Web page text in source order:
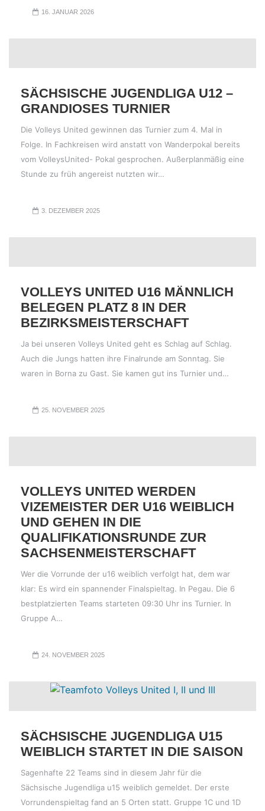
16. JANUAR 2026
SÄCHSISCHE JUGENDLIGA U12 –
GRANDIOSES TURNIER
Die Volleys United gewinnen das Turnier zum 4. Mal in
Folge. In Fachkreisen wird anstatt von Wanderpokal bereits
vom VolleysUnited- Pokal gesprochen. Außerplanmäßig eine
Stunde zu früh angereist nutzten wir…
3. DEZEMBER 2025
VOLLEYS UNITED U16 MÄNNLICH
BELEGEN PLATZ 8 IN DER
BEZIRKSMEISTERSCHAFT
Ja bei unseren Volleys United geht es Schlag auf Schlag.
Auch die Jungs hatten ihre Finalrunde am Sonntag. Sie
waren in Borna zu Gast. Sie kamen gut ins Turnier und…
25. NOVEMBER 2025
VOLLEYS UNITED WERDEN
VIZEMEISTER DER U16 WEIBLICH
UND GEHEN IN DIE
QUALIFIKATIONSRUNDE ZUR
SACHSENMEISTERSCHAFT
Wer die Vorrunde der u16 weiblich verfolgt hat, dem war
klar: Es wird ein spannender Finalspieltag. In Pegau. Die 6
bestplatzierten Teams starteten 09:30 Uhr ins Turnier. In
Gruppe A…
24. NOVEMBER 2025
SÄCHSISCHE JUGENDLIGA U15
WEIBLICH STARTET IN DIE SAISON
Sagenhafte 22 Teams sind in diesem Jahr für die
Sächsische Jugendliga u15 weiblich gemeldet. Der erste
Vorrundenspieltag fand an 5 Orten statt. Gruppe 1C und 1D